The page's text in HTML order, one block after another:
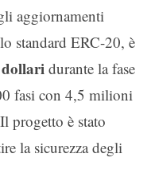
aggiornamenti
standard ERC-20, è
durante la fase
fasi con 4,5 milioni
progetto è stato
la sicurezza degli